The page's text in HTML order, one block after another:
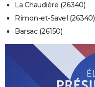
La Chaudière (26340)
Rimon-et-Savel (26340)
Barsac (26150)